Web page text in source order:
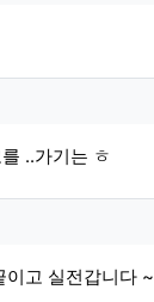
댓글
..가기는 ㅎ
댓글
이고 실전갑니다 ~